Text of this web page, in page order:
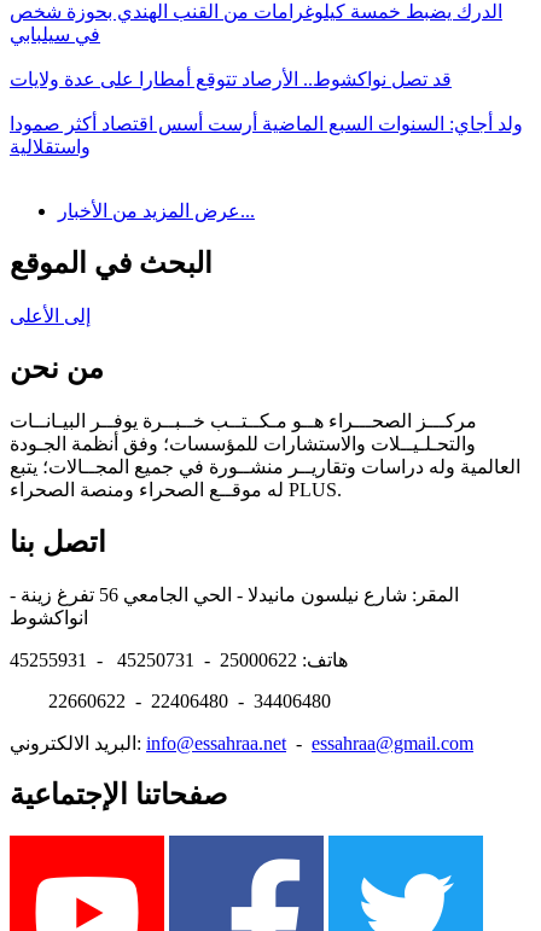
الدرك يضبط خمسة كيلوغرامات من القنب الهندي بحوزة شخص
في سيلبابي
قد تصل نواكشوط.. الأرصاد تتوقع أمطارا على عدة ولايات
ولد أجاي: السنوات السبع الماضية أرست أسس اقتصاد أكثر صمودا
واستقلالية
عرض المزيد من الأخبار...
البحث في الموقع
إلى الأعلى
من نحن
مركـــز الصحـــراء هــو مـكــتــب خــبــرة يوفــر البيـانــات
والتحـلـيــلات والاستشارات للمؤسسات؛ وفق أنظمة الجـودة
العالمية وله دراسات وتقاريــر منشــورة في جميع المجــالات؛ يتبع
له موقــع الصحراء ومنصة الصحراء PLUS.
اتصل بنا
المقر: شارع نيلسون مانيدلا - الحي الجامعي 56 تفرغ زينة -
هاتف: 25000622 - 45250731 - 45255931
22660622 - 22406480 - 34406480
البريد الالكتروني: info@essahraa.net - essahraa@gmail.com
صفحاتنا الإجتماعية